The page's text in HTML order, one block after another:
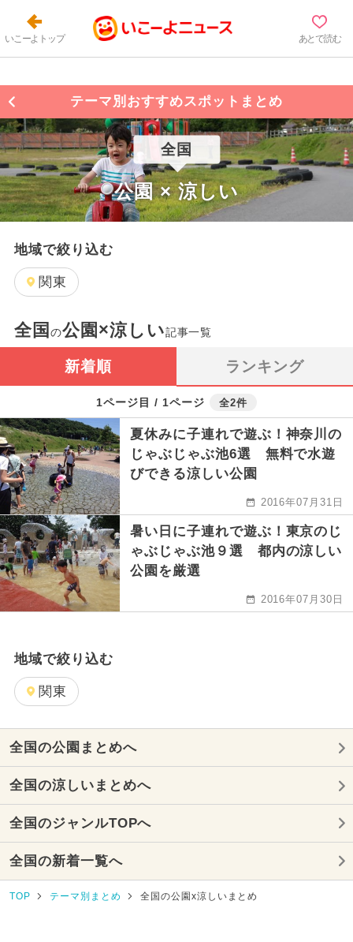
いこーよトップ あとで読む
テーマ別おすすめスポットまとめ
全国
公園 × 涼しい
地域で絞り込む
関東
全国 の公園×涼しい記事一覧
新着順 ランキング
1ページ目 / 1ページ 全2件
夏休みに子連れで遊ぶ！神奈川の
じゃぶじゃぶ池6選 無料で水遊
びできる涼しい公園
2016年07月31日
暑い日に子連れで遊ぶ！東京のじ
ゃぶじゃぶ池９選 都内の涼しい
公園を厳選
2016年07月30日
地域で絞り込む
関東
全国の公園まとめへ
全国の涼しいまとめへ
全国のジャンルTOPへ
全国の新着一覧へ
TOP テーマ別まとめ 全国の公園x涼しいまとめ